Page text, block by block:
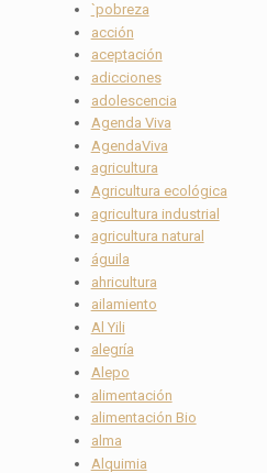
`pobreza
acción
aceptación
adicciones
adolescencia
Agenda Viva
AgendaViva
agricultura
Agricultura ecológica
agricultura industrial
agricultura natural
águila
ahricultura
ailamiento
Al Yili
alegría
Alepo
alimentación
alimentación Bio
alma
Alquimia